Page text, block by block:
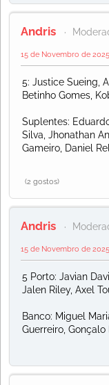
Andris
15 de Novembro de
5: Justice Sueing,
Betinho Gomes,
Suplentes:
Silva, Jhonathan
Gameiro, Daniel
(2 gostos)
Andris
15 de Novembro de
5 Porto: Javian
Jalen Riley, Axel
Banco: Miguel
Guerreiro,